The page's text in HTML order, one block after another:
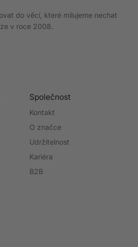
do věcí, které milujeme nechat
v roce 2008.
Společnost
Kontakt
O značce
Udržitelnost
Kariéra
B2B